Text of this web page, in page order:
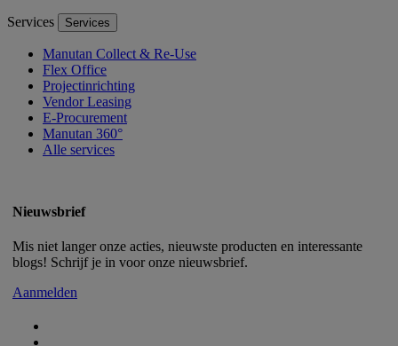
Services Services
Manutan Collect & Re-Use
Flex Office
Projectinrichting
Vendor Leasing
E-Procurement
Manutan 360°
Alle services
Nieuwsbrief
Mis niet langer onze acties, nieuwste producten en interessante
blogs! Schrijf je in voor onze nieuwsbrief.
Aanmelden